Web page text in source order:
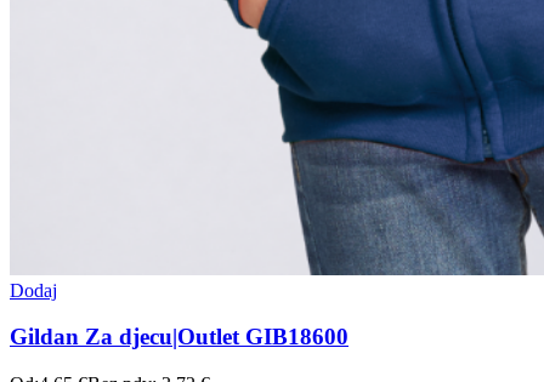
Dodaj
Gildan Za djecu|Outlet GIB18600